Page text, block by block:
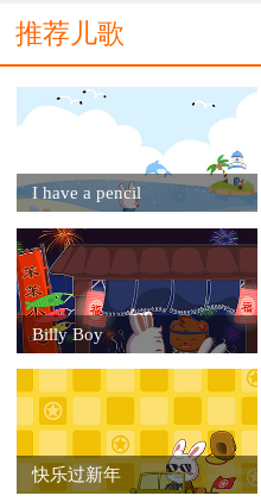
不是魔法很神秘
别吵别闹听听，是谁在哭泣
芭芭拉拉芭芭拉，快快许个
芭芭拉拉芭芭拉，我带你回
芭芭拉拉芭芭拉，别把脸哭
芭芭拉拉芭芭拉，神秘呼啦
芭芭拉拉芭芭拉，快快许
芭芭拉拉芭芭拉，我带你回
芭芭拉拉芭芭拉，别把脸
芭芭拉拉芭芭拉，神秘呼
推荐儿歌
I have a pencil
Billy Boy
快乐过新年